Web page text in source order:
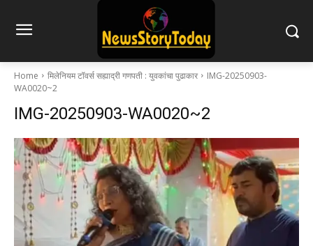
Home मिलेनियम टॉवर्स सह्याद्री गणपती : युवकांचा पुढाकार
IMG-20250903-
WA0020~2
IMG-20250903-WA0020~2